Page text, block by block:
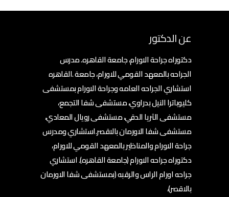
عن الدكتور
دكتوراه جراحة الاورام، جامعة القاهره. مدرس
الجراحه بالمعهد القومي للاورام، جامعة .القاهره
استشاري الجراحه العامه وجراحة الاورام بمستشفى
كليوباترا النيل بدراوي، مستشفى شفا التجمع،
مستشفى الثريا الدقي، مستشفى رويال المعادي،
مستشفى شفا الاورمان بالاقصر.استشاري ومدرس
جراحة الاورام والمناظير بالمعهد القومي للاورام،
دكتوراه جراحه الاورام (جامعة القاهره). استشاري
جراحه اورام الراس والرقبه (بمستشفى شفا الاورمان
بالاقصر)،